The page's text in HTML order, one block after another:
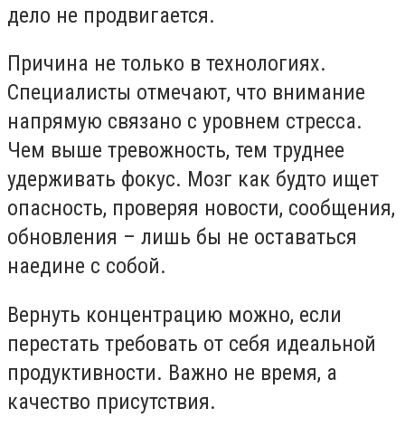
дело не продвигается.
Причина не только в технологиях.
Специалисты отмечают, что внимание
напрямую связано с уровнем стресса.
Чем выше тревожность, тем труднее
удерживать фокус. Мозг как будто ищет
опасность, проверяя новости, сообщения,
обновления – лишь бы не оставаться
наедине с собой.
Вернуть концентрацию можно, если
перестать требовать от себя идеальной
продуктивности. Важно не время, а
качество присутствия.